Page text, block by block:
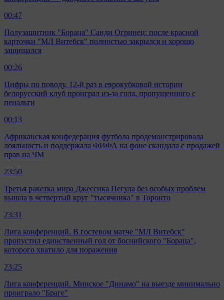
00:47
Полузащитник "Бораца" Санди Огринец: после красной
карточки "МЛ Витебск" полностью закрылся и хорошо
защищался
00:26
Цифры по поводу. 12-й раз в еврокубковой истории
белорусский клуб проиграл из-за гола, пропущенного с
пенальти
00:13
Африканская конфедерация футбола продемонстрировала
лояльность и поддержала ФИФА на фоне скандала с продажей
прав на ЧМ
23:50
Третья ракетка мира Джессика Пегула без особых проблем
вышла в четвертый круг "тысячника" в Торонто
23:31
Лига конференций. В гостевом матче "МЛ Витебск"
пропустил единственный гол от боснийского "Бораца",
которого хватило для поражения
23:25
Лига конференций. Минское "Динамо" на выезде минимально
проиграло "Браге"